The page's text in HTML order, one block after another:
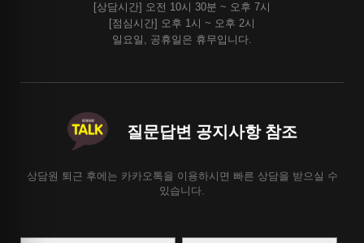
[상담시간] 오전 10시 30분 ~ 오후 7시
[점심시간] 오후 1시 ~ 오후 2시
일요일, 공휴일은 휴무입니다.
질문답변 공지사항 참조
상담원 퇴근 후에는 카카오톡을 이용하시면 빠른 상담을 받으실 수
있습니다.